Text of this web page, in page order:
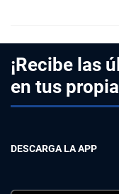
¡Recibe las
en tus
DESCARGA LA APP